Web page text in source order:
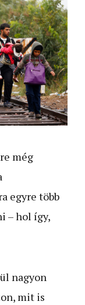
még
egyre több
– hol így,
nagyon
mit is